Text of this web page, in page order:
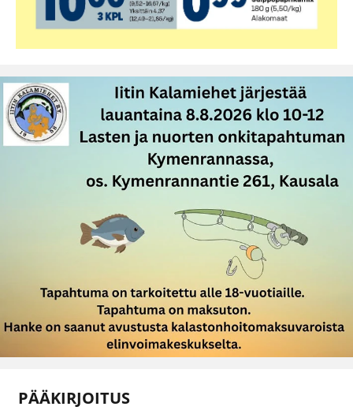
PÄÄKIRJOITUS